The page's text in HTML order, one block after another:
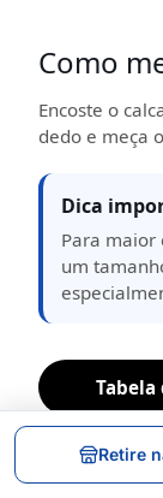
Como
Encoste o
dedo e meça
Dica
Para maior
um
Tabela
Tamanho
(BR)
Retire